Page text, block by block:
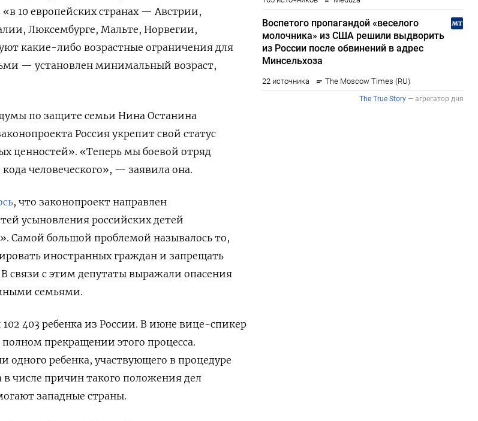
10 европейских странах — Австрии,
Люксембурге, Мальте, Норвегии,
какие-либо возрастные ограничения для
— установлен минимальный возраст,
по защите семьи Нина Останина
Россия укрепит свой статус
ценностей». «Теперь мы боевой отряд
человеческого», — заявила она.
, что законопроект направлен
усыновления российских детей
Самой большой проблемой называлось то,
иностранных граждан и запрещать
связи с этим депутаты выражали опасения
семьями.
403 ребенка из России. В июне вице-спикер
полном прекращении этого процесса.
одного ребенка, участвующего в процедуре
в числе причин такого положения дел
западные страны.